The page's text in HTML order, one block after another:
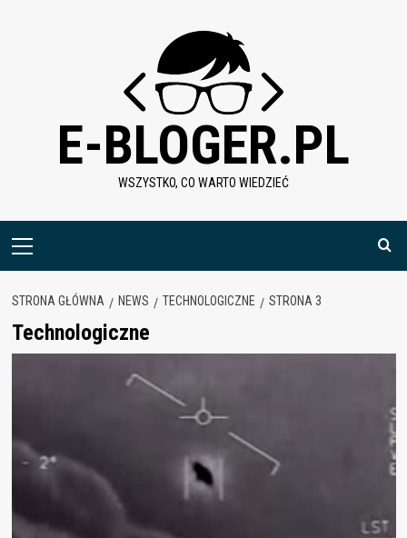
E-BLOGER.PL
WSZYSTKO, CO WARTO WIEDZIEĆ
Menu
STRONA GŁÓWNA NEWS TECHNOLOGICZNE STRONA 3
Technologiczne